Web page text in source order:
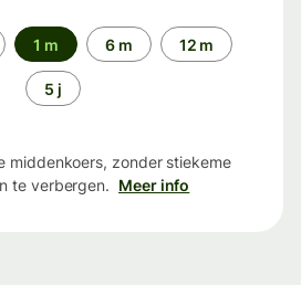
1 m 6 m 12 m
5 j
middenkoers, zonder stiekeme
te verbergen. Meer info